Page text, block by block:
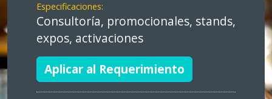
Especificaciones:
Consultoría, promocionales, stands,
expos, activaciones
Aplicar al Requerimiento